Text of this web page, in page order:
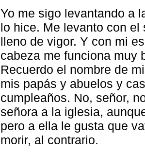
Yo me sigo levantando a
lo hice. Me levanto con
lleno de vigor. Y con mi
cabeza me funciona muy
Recuerdo el nombre de
mis papás y abuelos y
cumpleaños. No, señor,
señora a la iglesia,
pero a ella le gusta que
morir, al contrario.